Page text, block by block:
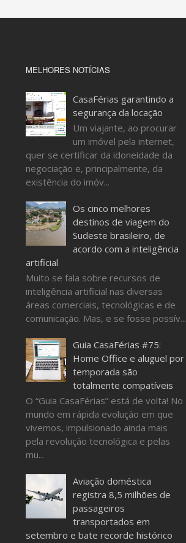
MELHORES NOTÍCIAS
CasaFérias garantindo a
segurança da locação
Um viajante, ao procurar
um imóvel pela internet,
quer se certificar da idoneidade da
negociação e, principalmente, da
existência do imóv...
Os cinco melhores
destinos de viagem do
Sudeste brasileiro, de
acordo com a inteligência
artificial
Muito se fala sobre recursos de
inteligência artificial nas diversas
áreas comerciais, tecnológicas e de
comunicação. Mas, e se fosse possív...
Guia CasaFérias #75:
Home Office e aluguel por
temporada são
totalmente compatíveis
O “Guia CasaFérias” está de volta! No
mundo em rápida evolução em que
vivemos, impulsionado ainda mais
pela revolução tecnológica e pelas
mu...
Aviação doméstica
registra 8,5 milhões de
passageiros
transportados em
setembro e bate recorde histórico